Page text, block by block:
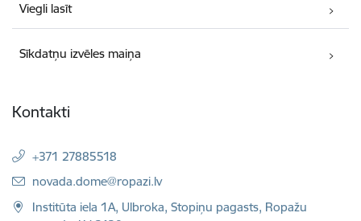
Viegli lasīt
Sīkdatņu izvēles maiņa
Kontakti
+371 27885518
E-pasts:
novada.dome@ropazi.lv
Institūta iela 1A, Ulbroka, Stopiņu pagasts, Ropažu